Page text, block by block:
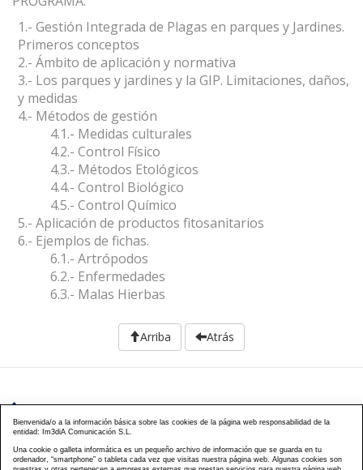
1.- Gestión Integrada de Plagas en parques y Jardines.
Primeros conceptos
2.- Ámbito de aplicación y normativa
3.- Los parques y jardines y la GIP. Limitaciones, daños,
y medidas
4.- Métodos de gestión
4.1.- Medidas culturales
4.2.- Control Físico
4.3.- Métodos Etológicos
4.4.- Control Biológico
4.5.- Control Químico
5.- Aplicación de productos fitosanitarios
6.- Ejemplos de fichas.
6.1.- Artrópodos
6.2.- Enfermedades
6.3.- Malas Hierbas
Arriba Atrás
976 203 103
Calle Mayor, 40, CP 50001 - Zaragoza
cursos@famcp.org
Bienvenida/o a la información básica sobre las cookies de la página web responsabilidad de la
entidad: Im3diA Comunicación S.L.
Una cookie o galleta informática es un pequeño archivo de información que se guarda en tu
ordenador, “smartphone” o tableta cada vez que visitas nuestra página web. Algunas cookies son